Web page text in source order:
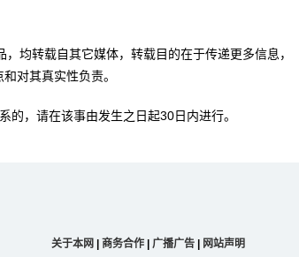
均转载自其它媒体，转载目的在于传递更多信息，
对其真实性负责。
的，请在该事由发生之日起30日内进行。
关于本网 商务合作| 广播广告| 网站声明